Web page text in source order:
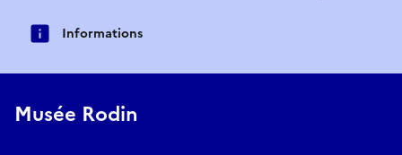
Informations
Musée Rodin